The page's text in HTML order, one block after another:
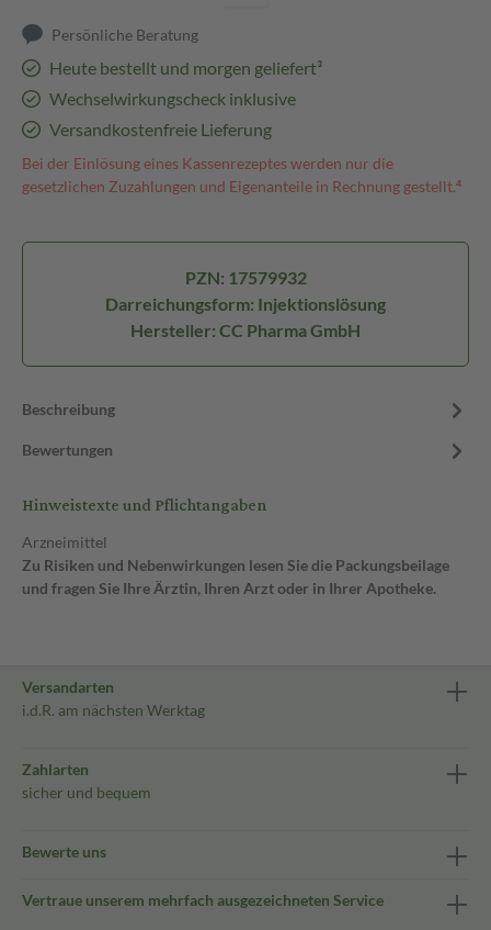
Persönliche Beratung
Heute bestellt und morgen geliefert³
Wechselwirkungscheck inklusive
Versandkostenfreie Lieferung
Bei der Einlösung eines Kassenrezeptes werden nur die
gesetzlichen Zuzahlungen und Eigenanteile in Rechnung gestellt.⁴
PZN: 17579932
Darreichungsform: Injektionslösung
Hersteller: CC Pharma GmbH
Beschreibung
Bewertungen
Hinweistexte und Pflichtangaben
Arzneimittel
Zu Risiken und Nebenwirkungen lesen Sie die Packungsbeilage
und fragen Sie Ihre Ärztin, Ihren Arzt oder in Ihrer Apotheke.
Versandarten
i.d.R. am nächsten Werktag
Zahlarten
sicher und bequem
Bewerte uns
Vertraue unserem mehrfach ausgezeichneten Service